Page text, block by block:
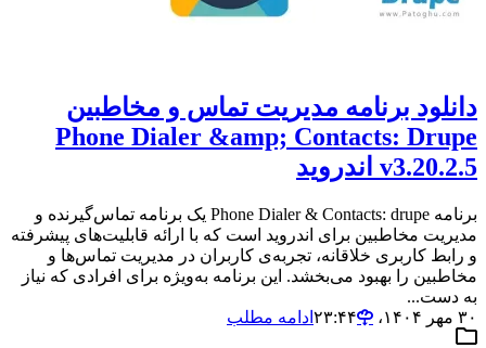
دانلود برنامه مدیریت تماس و مخاطبین
Phone Dialer &amp; Contacts: Drupe
v3.20.2.5 اندروید
برنامه Phone Dialer & Contacts: drupe یک برنامه تماس‌گیرنده و
مدیریت مخاطبین برای اندروید است که با ارائه قابلیت‌های پیشرفته
و رابط کاربری خلاقانه، تجربه‌ی کاربران در مدیریت تماس‌ها و
مخاطبین را بهبود می‌بخشد. این برنامه به‌ویژه برای افرادی که نیاز
به دست...
۳۰ مهر ۱۴۰۴،‏ ۲۳:۴۴
ادامه مطلب